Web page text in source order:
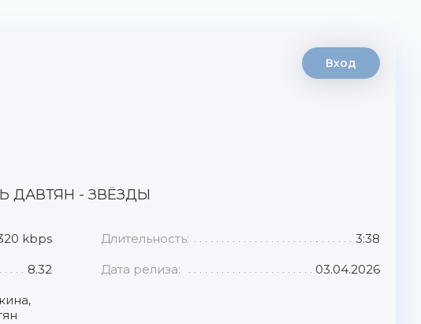
Вход
ДАВТЯН - ЗВЁЗДЫ
kbps Длительность: 3:38
8.32 Дата релиза: 03.04.2026